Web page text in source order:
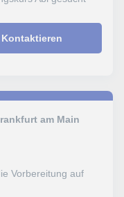
Kontaktieren
am Main
Vorbereitung auf